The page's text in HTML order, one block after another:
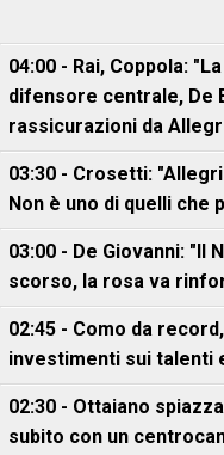
04:00 - Rai, Coppola:
difensore centrale, De
rassicurazioni da
03:30 - Crosetti:
Non è uno di quelli che
03:00 - De Giovanni: "Il
scorso, la rosa va
02:45 - Como da
investimenti sui talenti
02:30 - Ottaiano
subito con un